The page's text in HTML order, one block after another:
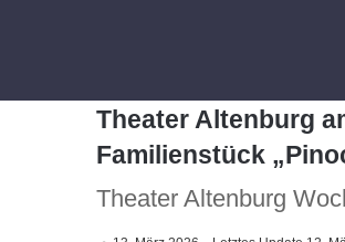
Theater Altenburg
Familienstück
Theater Altenburg